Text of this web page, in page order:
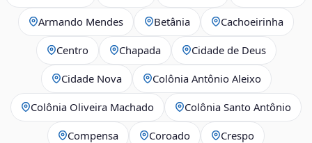
Armando Mendes Betânia Cachoeirinha
Centro Chapada Cidade de Deus
Cidade Nova Colônia Antônio Aleixo
Colônia Oliveira Machado Colônia Santo Antônio
Compensa Coroado Crespo